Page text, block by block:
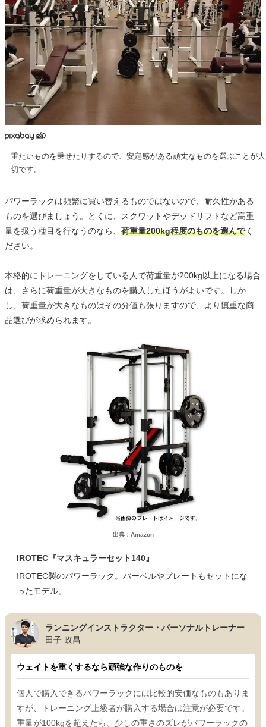
重たいものを乗せたりするので、安定感がある頑丈なものを選ぶことが大
切です。
パワーラックは頻繁に買い替えるものではないので、耐久性がある
ものを選びましょう。とくに、スクワットやデッドリフトなど高重
量を扱う種目を行なうのなら、 荷重量200kg程度のものを選んでく
ださい。
本格的にトレーニングをしている人で荷重量が200kg以上になる場合
は、さらに荷重量が大きなものを購入したほうがよいです。しか
し、荷重量が大きなものはその分値も張りますので、より慎重な商
品選びが求められます。
出典：Amazon
IROTEC『マスキュラーセット140』
IROTEC製のパワーラック。バーベルやプレートもセットにな
ったモデル。
ランニングインストラクター・パーソナルトレーナー
田子 政昌
ウェイトを重くするなら頑強な作りのものを
個人で購入できるパワーラックには比較的安価なものもありま
すが、トレーニング上級者が購入する場合は注意が必要です。
重量が100kgを超えたら、少しの重さのズレがパワーラックの